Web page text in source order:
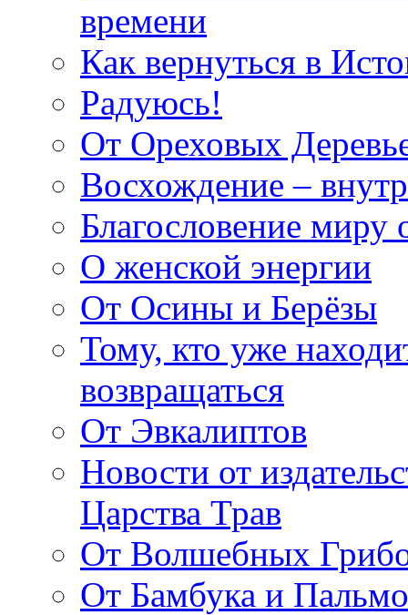
времени
Как вернуться в
Радуюсь!
От Ореховых
Восхождение –
Благословение миру
О женской энергии
От Осины и Берёзы
Тому, кто уже
возвращаться
От Эвкалиптов
Новости от
Царства Трав
От Волшебных
От Бамбука и